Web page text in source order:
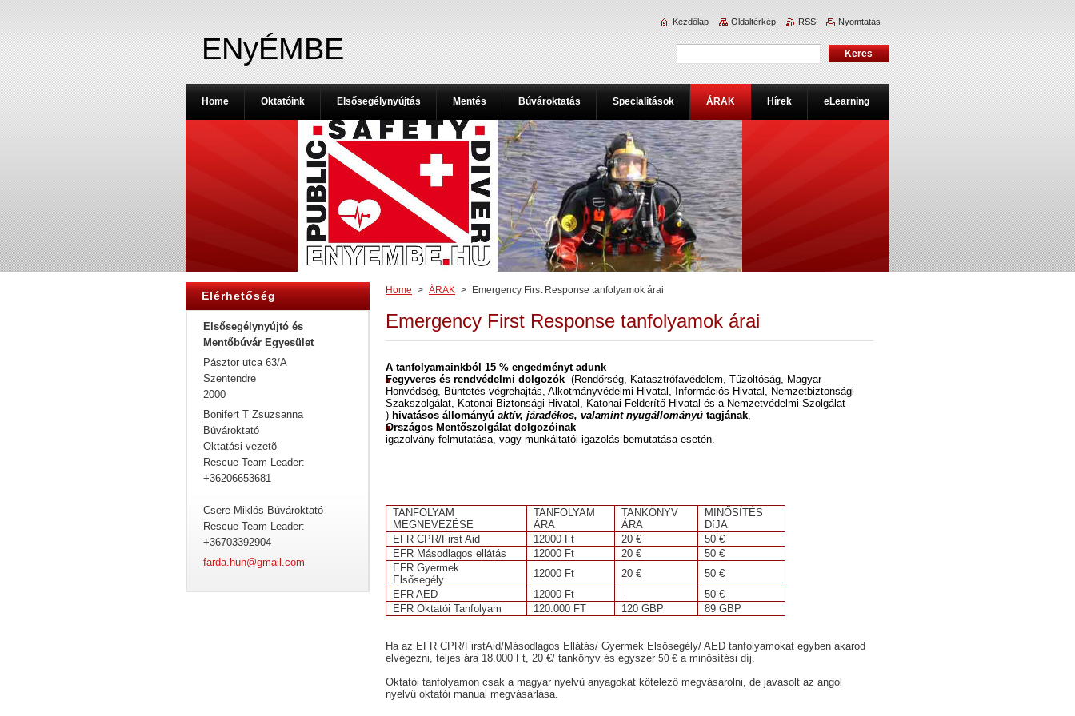
ENyÉMBE
Home > ÁRAK > Emergency First Response tanfolyamok árai
Emergency First Response tanfolyamok árai
A tanfolyamainkból 15 % engedményt adunk
Fegyveres és rendvédelmi dolgozók (Rendőrség, Katasztrófavédelem, Tűzoltóság, Magyar
Honvédség, Büntetés végrehajtás, Alkotmányvédelmi Hivatal, Információs Hivatal, Nemzetbiztonsági
Szakszolgálat, Katonai Biztonsági Hivatal, Katonai Felderítő Hivatal és a Nemzetvédelmi Szolgálat
) hivatásos állományú aktív, járadékos, valamint nyugállományú tagjának,
Országos Mentőszolgálat dolgozóinak
igazolvány felmutatása, vagy munkáltatói igazolás bemutatása esetén.
TANFOLYAM
MEGNEVEZÉSE
TANFOLYAM
ÁRA
TANKÖNYV
ÁRA
MINŐSÍTÉS
DíJA
EFR CPR/First Aid
12000 Ft 20 €
50 €
EFR Másodlagos ellátás
12000 Ft 20 €
50 €
EFR Gyermek
Elsősegély
12000 Ft 20 €
50 €
EFR AED
12000 Ft -
50 €
EFR Oktatói Tanfolyam
120.000 FT 120 GBP 89 GBP
Ha az EFR CPR/FirstAid/Másodlagos Ellátás/ Gyermek Elsősegély/ AED tanfolyamokat egyben akarod
elvégezni, teljes ára 18.000 Ft, 20 €/ tankönyv és egyszer 50 € a minősítési díj.
Oktatói tanfolyamon csak a magyar nyelvű anyagokat kötelező megvásárolni, de javasolt az angol
nyelvű oktatói manual megvásárlása.
Elérhetőség
Elsősegélynyújtó és
Mentőbúvár Egyesület
Pásztor utca 63/A
Szentendre
2000
Bonifert T Zsuzsanna
Búvároktató
Oktatási vezetõ
Rescue Team Leader:
+36206653681
Csere Miklós Búvároktató
Rescue Team Leader:
+36703392904
farda.hun@gmail.com
Home Oktatóink Elsősegélynyújtás Mentés Búvároktatás Specialitások ÁRAK Hírek eLearning
Kezdőlap Oldaltérkép RSS Nyomtatás